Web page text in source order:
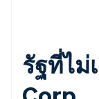
รัฐที่ไม่